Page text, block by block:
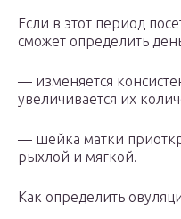
Если в этот период
сможет определить
— изменяется
увеличивается их
— шейка матки
рыхлой и мягкой.
Как определить